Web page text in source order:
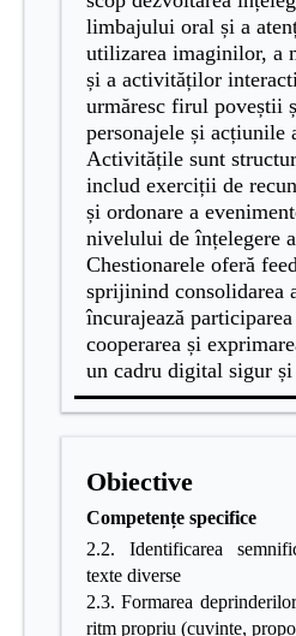
limbajului oral și a
utilizarea imaginilor, a
și a activităților
urmăresc firul poveștii
personajele și acțiunile
Activitățile sunt
includ exerciții de
și ordonare a
nivelului de înțelegere
Chestionarele oferă
sprijinind consolidarea
încurajează
cooperarea și
un cadru digital sigur și
Obiective
Competențe specifice
2.2. Identificarea
texte diverse
2.3. Formarea
ritm propriu (cuvinte,